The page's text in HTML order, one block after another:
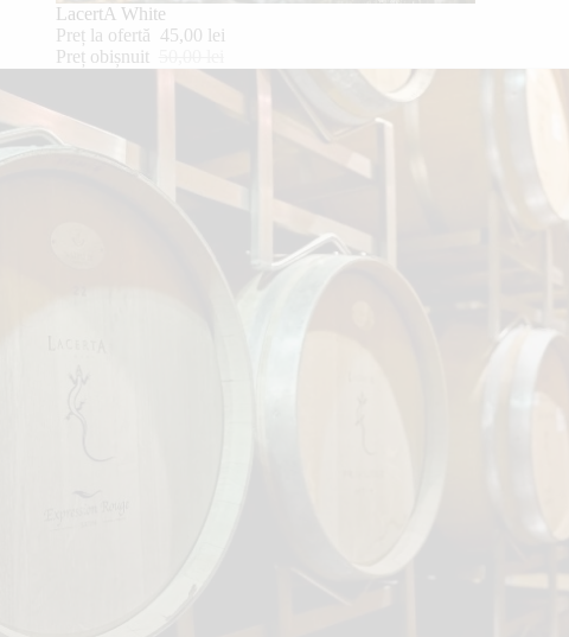
PROMOȚIE
LacertA White
Preț la ofertă 45,00 lei
Preț obișnuit